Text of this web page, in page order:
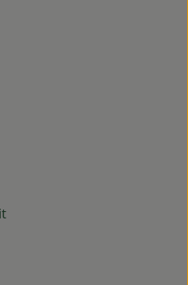
www.instagram.com/
www.facebook.com/